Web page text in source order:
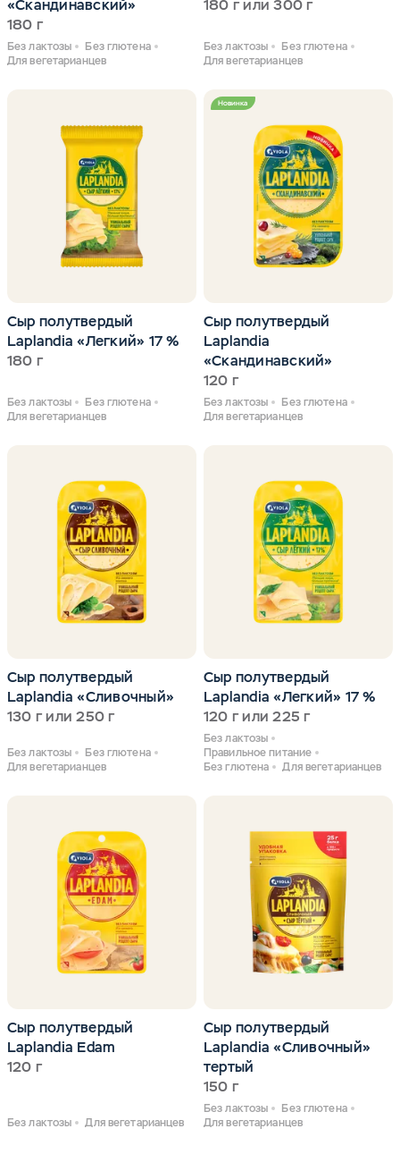
«Скандинавский»
180 г
Без лактозы
Без глютена
Для вегетарианцев
180 г или 300 г
Без лактозы
Без глютена
Для вегетарианцев
Сыр полутвердый
Laplandia «Легкий» 17 %
180 г
Без лактозы
Без глютена
Для вегетарианцев
Новинка
Сыр полутвердый
Laplandia
«Скандинавский»
120 г
Без лактозы
Без глютена
Для вегетарианцев
Сыр полутвердый
Laplandia «Сливочный»
130 г или 250 г
Без лактозы
Без глютена
Для вегетарианцев
Сыр полутвердый
Laplandia «Легкий» 17 %
120 г или 225 г
Без лактозы
Правильное питание
Без глютена
Для вегетарианцев
Сыр полутвердый
Laplandia Edam
120 г
Без лактозы Для вегетарианцев
Сыр полутвердый
Laplandia «Сливочный»
тертый
150 г
Без лактозы
Без глютена
Для вегетарианцев